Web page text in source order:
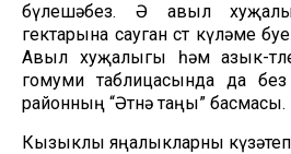
бүлешәбез. Ә авыл
гектарына сауган сөт күләме
Авыл хуҗалыгы һәм азык-
гомуми таблицасында да
районның “Әтнә таңы” басмасы.
Кызыклы яңалыкларны күзәтеп